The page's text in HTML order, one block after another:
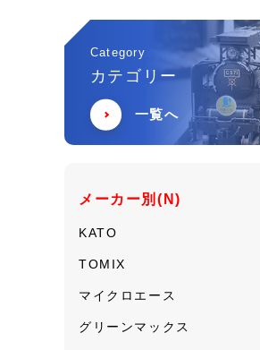
Category
カテゴリー
一覧へ
メーカー別(N)
KATO
TOMIX
マイクロエース
グリーンマックス